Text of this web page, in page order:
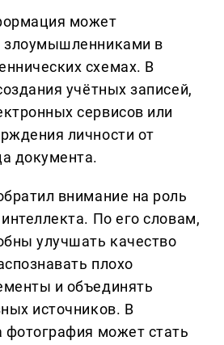
может
злоумышленниками в
схемах. В
учётных записей,
сервисов или
личности от
документа.
внимание на роль
По его словам,
улучшать качество
плохо
и объединять
источников. В
фотография может стать